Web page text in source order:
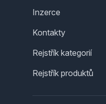
Inzerce
Kontakty
Rejstřík kategorií
Rejstřík produktů